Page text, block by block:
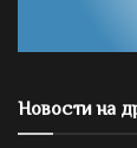
Новости на